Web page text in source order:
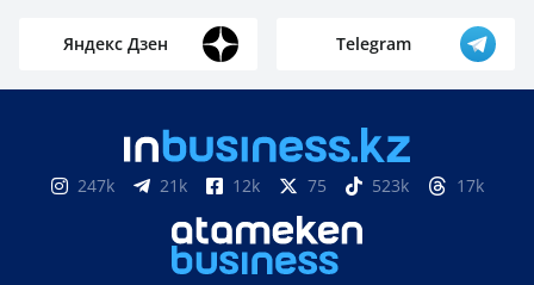
Яндекс Дзен Telegram
247k 21k 12k 75 523k 17k